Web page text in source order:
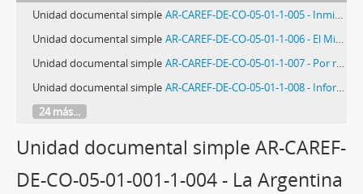
Unidad documental simple AR-CAREF-DE-CO-05-01-1-005 - Inmigración, una amarga experiencia que vale
Unidad documental simple AR-CAREF-DE-CO-05-01-1-006 - El Ministro del Interior Anunció que (…) en Marcha un Vasto Programa de Inmi(…)
Unidad documental simple AR-CAREF-DE-CO-05-01-1-007 - Por refugiados de Chile se interesa organismo de las Naciones Unidas
Unidad documental simple AR-CAREF-DE-CO-05-01-1-008 - Informe sobre la situación de los refugiados chilenos
24 más...
Unidad documental simple AR-CAREF-
DE-CO-05-01-001-1-004 - La Argentina